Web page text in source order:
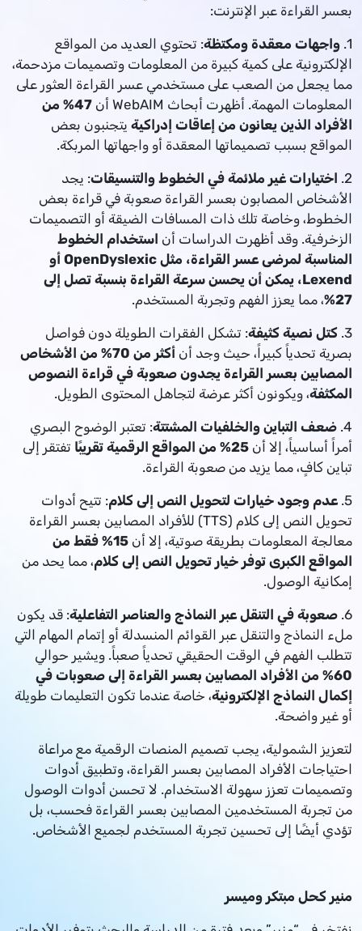
بعسر القراءة عبر الإنترنت:
1. واجهات معقدة ومكتظة: تحتوي العديد من المواقع
الإلكترونية على كمية كبيرة من المعلومات وتصميمات مزدحمة،
مما يجعل من الصعب على مستخدمي عسر القراءة العثور على
المعلومات المهمة. أظهرت أبحاث WebAIM أن
47% من
الأفراد الذين يعانون من إعاقات إدراكية يتجنبون بعض
المواقع بسبب تصميماتها المعقدة أو واجهاتها المربكة.
2. اختيارات غير ملائمة في الخطوط والتنسيقات: يجد
الأشخاص المصابون بعسر القراءة صعوبة في قراءة بعض
الخطوط، وخاصة تلك ذات المسافات الضيقة أو التصميمات
الزخرفية. وقد أظهرت الدراسات أن استخدام الخطوط
المناسبة لمرضى عسر القراءة، مثل OpenDyslexic أو
Lexend، يمكن أن يحسن سرعة القراءة بنسبة تصل إلى
27%
، مما يعزز الفهم وتجربة المستخدم.
3. كتل نصية كثيفة: تشكل الفقرات الطويلة دون فواصل
بصرية تحدياً كبيراً، حيث وجد أن
أكثر من 70% من الأشخاص
المصابين بعسر القراءة يجدون صعوبة في قراءة النصوص
المكثفة، ويكونون أكثر عرضة لتجاهل المحتوى الطويل.
4. ضعف التباين والخلفيات المشتتة: تعتبر الوضوح البصري
أمراً أساسياً، إلا أن 25% من المواقع الرقمية تقريبًا
تفتقر إلى
تباين كافٍ، مما يزيد من صعوبة القراءة.
5. عدم وجود خيارات لتحويل النص إلى كلام: تتيح أدوات
تحويل النص إلى كلام (TTS) للأفراد المصابين بعسر القراءة
معالجة المعلومات بطريقة صوتية، إلا أن
15% فقط من
المواقع الكبرى توفر خيار تحويل النص إلى كلام، مما يحد من
إمكانية الوصول.
6. صعوبة في التنقل عبر النماذج والعناصر التفاعلية: قد يكون
ملء النماذج والتنقل عبر القوائم المنسدلة أو إتمام المهام التي
تتطلب الفهم في الوقت الحقيقي تحدياً صعباً. ويشير حوالي
60% من الأفراد المصابين بعسر القراءة إلى صعوبات في
إكمال النماذج الإلكترونية، خاصة عندما تكون التعليمات طويلة
أو غير واضحة.
لتعزيز الشمولية، يجب تصميم المنصات الرقمية مع مراعاة
احتياجات الأفراد المصابين بعسر القراءة، وتطبيق أدوات
وتصميمات تعزز سهولة الاستخدام. لا تحسن أدوات الوصول
من تجربة المستخدمين المصابين بعسر القراءة فحسب، بل
تؤدي أيضًا إلى تحسين تجربة المستخدم لجميع الأشخاص.
منير كحل مبتكر وميسر